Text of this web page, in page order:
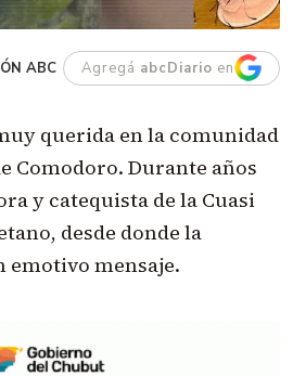
ABC Agregá abcDiario en
querida en la comunidad
Comodoro. Durante años
y catequista de la Cuasi
desde donde la
emotivo mensaje.